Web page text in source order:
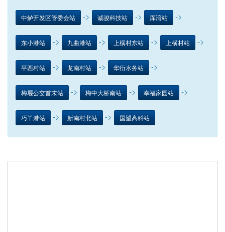
中鲈开发区管委会站 -> 诚骏科技站 -> 厍湾站 ->
东小港站 -> 九曲港站 -> 上横村东站 -> 上横村站 ->
平西村站 -> 龙南村站 -> 华衍水务站 ->
梅堰公交首末站 -> 梅中大桥南站 -> 幸福家园站 ->
巧丫港站 -> 新南村北站 -> 国望高科站